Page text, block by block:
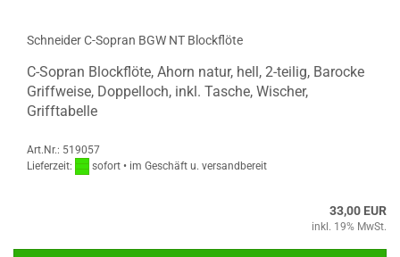
Schneider C-Sopran BGW NT Blockflöte
C-Sopran Blockflöte, Ahorn natur, hell, 2-teilig, Barocke
Griffweise, Doppelloch, inkl. Tasche, Wischer,
Grifftabelle
Art.Nr.: 519057
Lieferzeit:
sofort • im Geschäft u. versandbereit
33,00 EUR
inkl. 19% MwSt.